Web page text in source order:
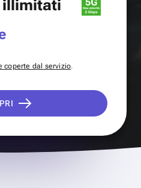
illimitati
coperte dal servizio.